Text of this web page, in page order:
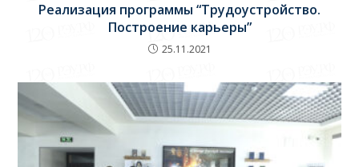
Реализация программы “Трудоустройство.
Построение карьеры”
25.11.2021